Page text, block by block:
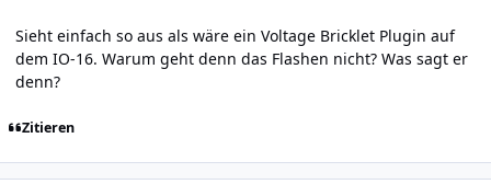
Sieht einfach so aus als wäre ein Voltage Bricklet Plugin auf
dem IO-16. Warum geht denn das Flashen nicht? Was sagt er
denn?
Zitieren